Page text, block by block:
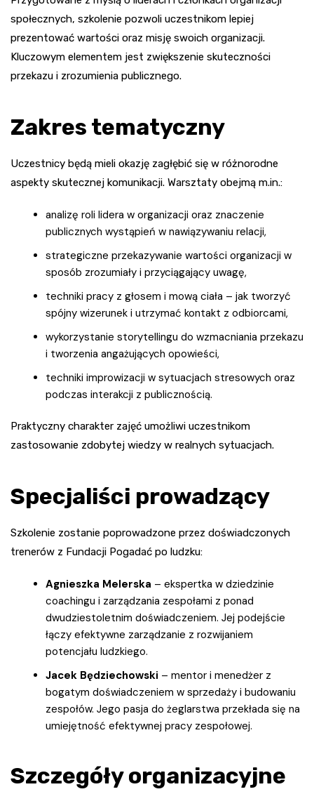
społecznych, szkolenie pozwoli uczestnikom lepiej
prezentować wartości oraz misję swoich organizacji.
Kluczowym elementem jest zwiększenie skuteczności
przekazu i zrozumienia publicznego.
Zakres tematyczny
Uczestnicy będą mieli okazję zagłębić się w różnorodne
aspekty skutecznej komunikacji. Warsztaty obejmą m.in.:
analizę roli lidera w organizacji oraz znaczenie
publicznych wystąpień w nawiązywaniu relacji,
strategiczne przekazywanie wartości organizacji w
sposób zrozumiały i przyciągający uwagę,
techniki pracy z głosem i mową ciała – jak tworzyć
spójny wizerunek i utrzymać kontakt z odbiorcami,
wykorzystanie storytellingu do wzmacniania przekazu
i tworzenia angażujących opowieści,
techniki improwizacji w sytuacjach stresowych oraz
podczas interakcji z publicznością.
Praktyczny charakter zajęć umożliwi uczestnikom
zastosowanie zdobytej wiedzy w realnych sytuacjach.
Specjaliści prowadzący
Szkolenie zostanie poprowadzone przez doświadczonych
trenerów z Fundacji Pogadać po ludzku:
Agnieszka Melerska – ekspertka w dziedzinie
coachingu i zarządzania zespołami z ponad
dwudziestoletnim doświadczeniem. Jej podejście
łączy efektywne zarządzanie z rozwijaniem
potencjału ludzkiego.
Jacek Będziechowski – mentor i menedżer z
bogatym doświadczeniem w sprzedaży i budowaniu
zespołów. Jego pasja do żeglarstwa przekłada się na
umiejętność efektywnej pracy zespołowej.
Szczegóły organizacyjne